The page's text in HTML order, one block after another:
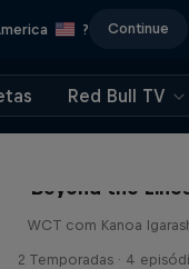
? Continue
Red Bull TV
Beyond the
WCT com Kanoa
2 Temporadas · 4